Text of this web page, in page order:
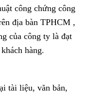
công chứng công
địa bàn TPHCM ,
của công ty là đạt
hàng.
tài liệu, văn bản,